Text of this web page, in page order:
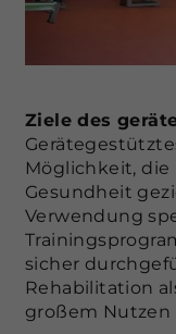
Ziele des
Möglichkeit,
Gesundheit
Verwendung
sicher
Rehabilitation
großem Nutzen